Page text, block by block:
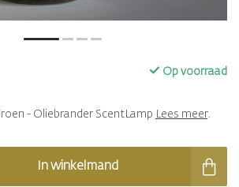
Op voorraad
- Oliebrander ScentLamp Lees meer.
In winkelmand